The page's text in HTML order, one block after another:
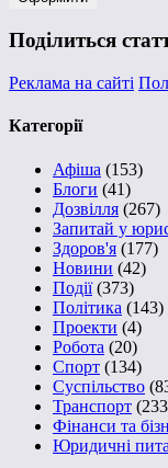
Поділиться
Реклама на сайті
Категорії
Афіша (153)
Блоги (41)
Дозвілля (267)
Запитай у
Здоров'я (177)
Новини (42)
Події(373)
Політика (143)
Проекти (4)
Робота (20)
Спорт (134)
Суспільство
Транспорт
Фінанси та
Юридичні